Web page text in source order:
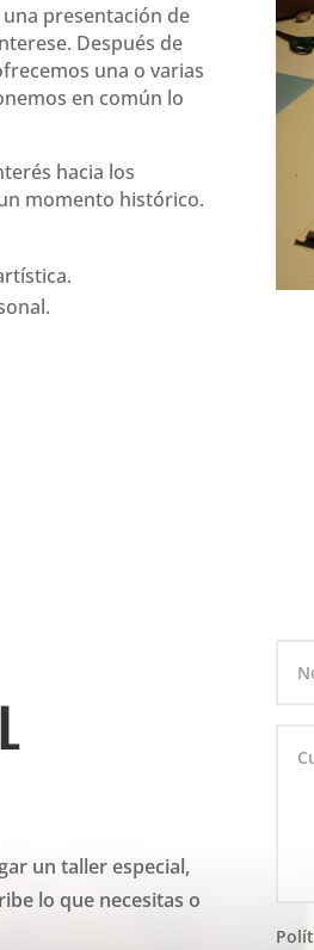
presentación de
Después de
una o varias
en común lo
hacia los
momento histórico.
un taller especial,
lo que necesitas o